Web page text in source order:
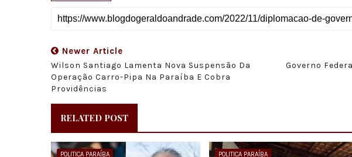
Newer Article
Wilson Santiago Lamenta Nova Suspensão Da
Operação Carro-Pipa Na Paraíba E Cobra
Providências
Governo
RELATED POST
POLITICA PARAÍBA POLITICA PARAÍBA